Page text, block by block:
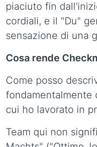
piaciuto fin
cordiali, e il "Du"
sensazione di una
Cosa rende
Come posso
fondamentalmente
cui ho lavorato in
Team qui non